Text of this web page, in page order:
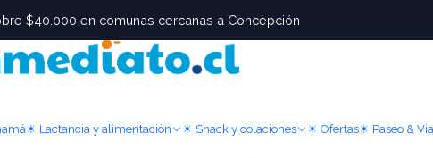
☀ Lactancia y alimentación ☀ Snack y colaciones ☀ Ofertas☀ Paseo &
$40.000 en comunas cercanas a Concepción